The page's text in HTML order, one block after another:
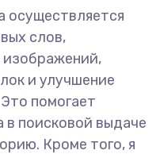
осуществляется
слов,
изображений,
и улучшение
помогает
в поисковой выдаче
Кроме того, я